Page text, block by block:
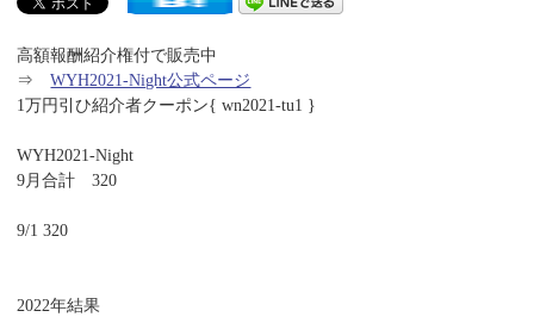
高額報酬紹介権付で販売中
⇒WYH2021-Night公式ページ
1万円引ひ紹介者クーポン{ wn2021-tu1 }
WYH2021-Night
9月合計 320
9/1 320
2022年結果